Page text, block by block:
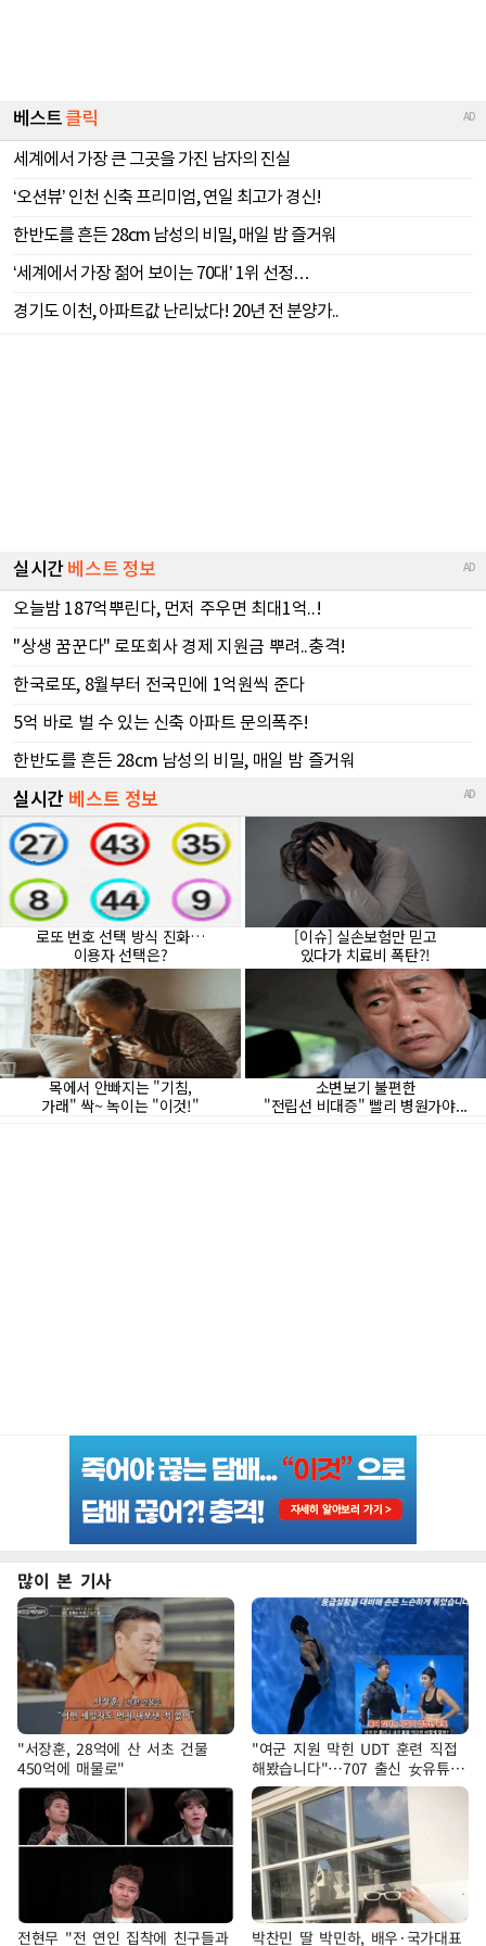
많이 본 기사
"서장훈, 28억에 산 서초 건물
450억에 매물로"
"여군 지원 막힌 UDT 훈련 직접
해봤습니다"…707 출신 女유튜버
'완벽 소화'
전현무 "전 연인 집착에 친구들과
박찬민 딸 박민하, 배우·국가대표